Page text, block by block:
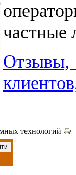
частные
Отзывы,
технологий